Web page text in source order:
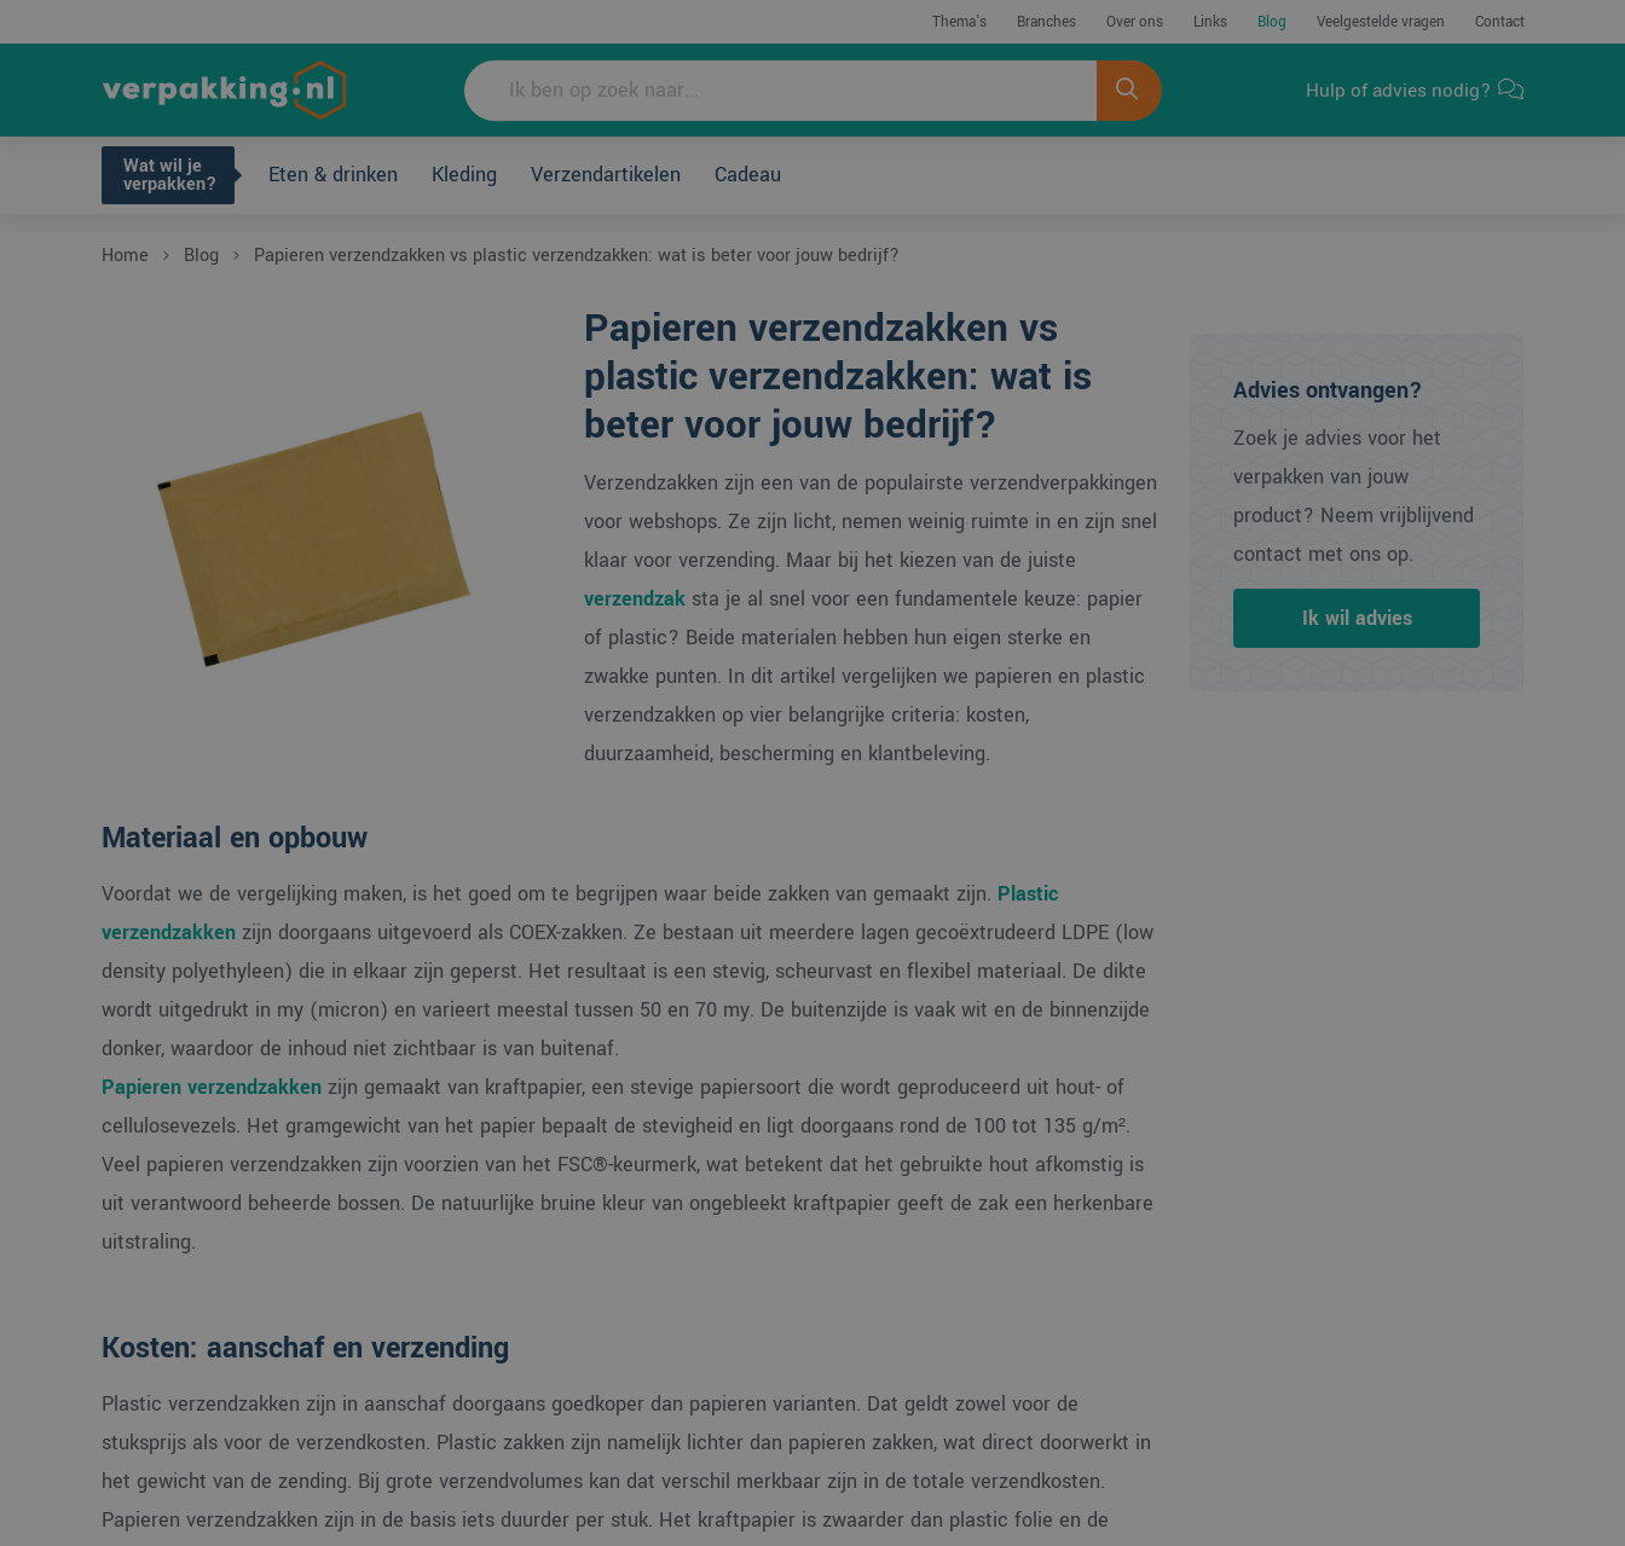
Thema's Branches Over ons Links Blog Veelgestelde vragen Contact
Hulp of advies nodig?
Wat wil je
verpakken? Eten & drinken Kleding Verzendartikelen Cadeau
Wat wil je verpakken?
Home Blog Papieren verzendzakken vs plastic verzendzakken: wat is beter voor jouw bedrijf?
Papieren verzendzakken vs
plastic verzendzakken: wat is
beter voor jouw bedrijf?
Verzendzakken zijn een van de populairste verzendverpakkingen
voor webshops. Ze zijn licht, nemen weinig ruimte in en zijn snel
klaar voor verzending. Maar bij het kiezen van de juiste
verzendzaksta je al snel voor een fundamentele keuze: papier
of plastic? Beide materialen hebben hun eigen sterke en
zwakke punten. In dit artikel vergelijken we papieren en plastic
verzendzakken op vier belangrijke criteria: kosten,
duurzaamheid, bescherming en klantbeleving.
Materiaal en opbouw
Voordat we de vergelijking maken, is het goed om te begrijpen waar beide zakken van gemaakt zijn. Plastic
verzendzakkenzijn doorgaans uitgevoerd als COEX-zakken. Ze bestaan uit meerdere lagen gecoëxtrudeerd LDPE (low
density polyethyleen) die in elkaar zijn geperst. Het resultaat is een stevig, scheurvast en flexibel materiaal. De dikte
wordt uitgedrukt in my (micron) en varieert meestal tussen 50 en 70 my. De buitenzijde is vaak wit en de binnenzijde
donker, waardoor de inhoud niet zichtbaar is van buitenaf.
Papieren verzendzakkenzijn gemaakt van kraftpapier, een stevige papiersoort die wordt geproduceerd uit hout- of
cellulosevezels. Het gramgewicht van het papier bepaalt de stevigheid en ligt doorgaans rond de 100 tot 135 g/m².
Veel papieren verzendzakken zijn voorzien van het FSC®-keurmerk, wat betekent dat het gebruikte hout afkomstig is
uit verantwoord beheerde bossen. De natuurlijke bruine kleur van ongebleekt kraftpapier geeft de zak een herkenbare
uitstraling.
Kosten: aanschaf en verzending
Plastic verzendzakken zijn in aanschaf doorgaans goedkoper dan papieren varianten. Dat geldt zowel voor de
stuksprijs als voor de verzendkosten. Plastic zakken zijn namelijk lichter dan papieren zakken, wat direct doorwerkt in
het gewicht van de zending. Bij grote verzendvolumes kan dat verschil merkbaar zijn in de totale verzendkosten.
Papieren verzendzakken zijn in de basis iets duurder per stuk. Het kraftpapier is zwaarder dan plastic folie en de
Advies ontvangen?
Zoek je advies voor het
verpakken van jouw
product? Neem vrijblijvend
contact met ons op.
Ik wil advies